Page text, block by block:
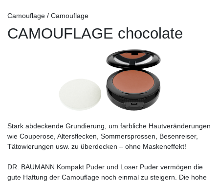
Camouflage / Camouflage
CAMOUFLAGE chocolate
Stark abdeckende Grundierung, um farbliche Hautveränderungen
wie Couperose, Altersflecken, Sommersprossen, Besenreiser,
Tätowierungen usw. zu überdecken – ohne Maskeneffekt!
DR. BAUMANN Kompakt Puder und Loser Puder vermögen die
gute Haftung der Camouflage noch einmal zu steigern. Die hohe